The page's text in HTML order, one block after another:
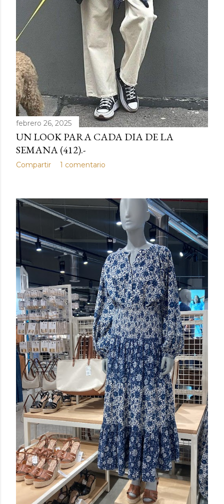
febrero 26, 2025
UN LOOK PARA CADA DIA DE LA
SEMANA (412).-
Compartir 1 comentario